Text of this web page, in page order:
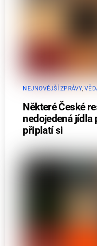
NEJNOVĚJŠÍ ZPRÁVY,
Některé České
nedojedená jídla
připlatí si